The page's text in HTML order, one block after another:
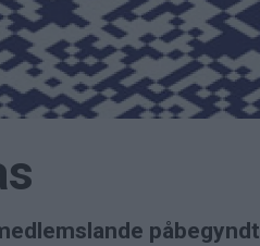
påbegyndt